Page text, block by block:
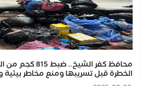
محافظ كفر الشيخ..
الخطرة قبل تسريبها ومنع مخاطر